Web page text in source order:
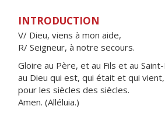
INTRODUCTION
V/ Dieu, viens à mon aide,
R/ Seigneur, à notre secours.
Gloire au Père, et au Fils et au
au Dieu qui est, qui était et qui vient,
pour les siècles des siècles.
Amen. (Alléluia.)